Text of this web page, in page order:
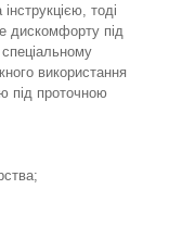
тоді
дискомфорту під
спеціальному
використання
під проточною